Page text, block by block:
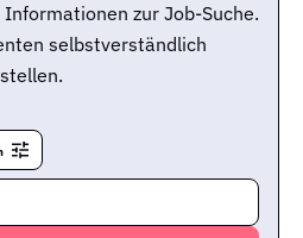
zur Job-Suche.
selbstverständlich